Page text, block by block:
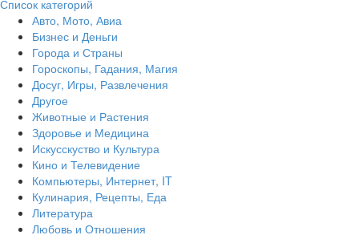
Список категорий
Авто, Мото, Авиа
Бизнес и Деньги
Города и Страны
Гороскопы, Гадания, Магия
Досуг, Игры, Развлечения
Другое
Животные и Растения
Здоровье и Медицина
Искусскуство и Культура
Кино и Телевидение
Компьютеры, Интернет, IT
Кулинария, Рецепты, Еда
Литература
Любовь и Отношения